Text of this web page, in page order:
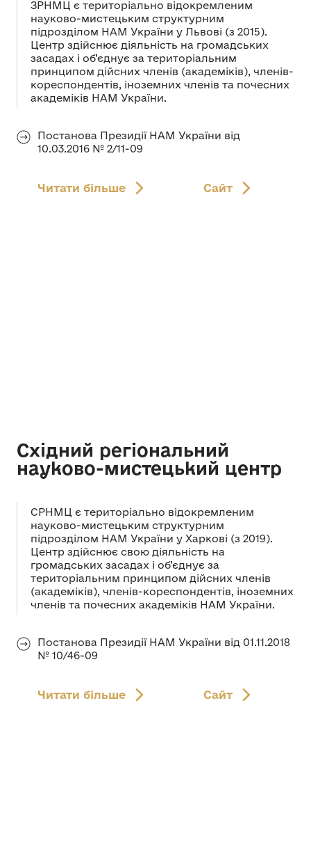
ЗРНМЦ є територіально відокремленим
науково-мистецьким структурним
підрозділом НАМ України у Львові (з 2015).
Центр здійснює діяльність на громадських
засадах і об’єднує за територіальним
принципом дійсних членів (академіків), членів-
кореспондентів, іноземних членів та почесних
академіків НАМ України.
Постанова Президії НАМ України від
10.03.2016 № 2/11-09
Читати більше Сайт
Східний регіональний
науково-мистецький центр
СРНМЦ є територіально відокремленим
науково-мистецьким структурним
підрозділом НАМ України у Харкові (з 2019).
Центр здійснює свою діяльність на
громадських засадах і об’єднує за
територіальним принципом дійсних членів
(академіків), членів-кореспондентів, іноземних
членів та почесних академіків НАМ України.
Постанова Президії НАМ України від 01.11.2018
№ 10/46-09
Читати більше Сайт